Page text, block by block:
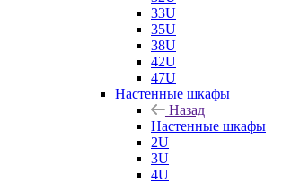
33U
35U
38U
42U
47U
Настенные шкафы
Назад
Настенные шкафы
2U
3U
4U